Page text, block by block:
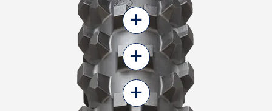
+
+
+